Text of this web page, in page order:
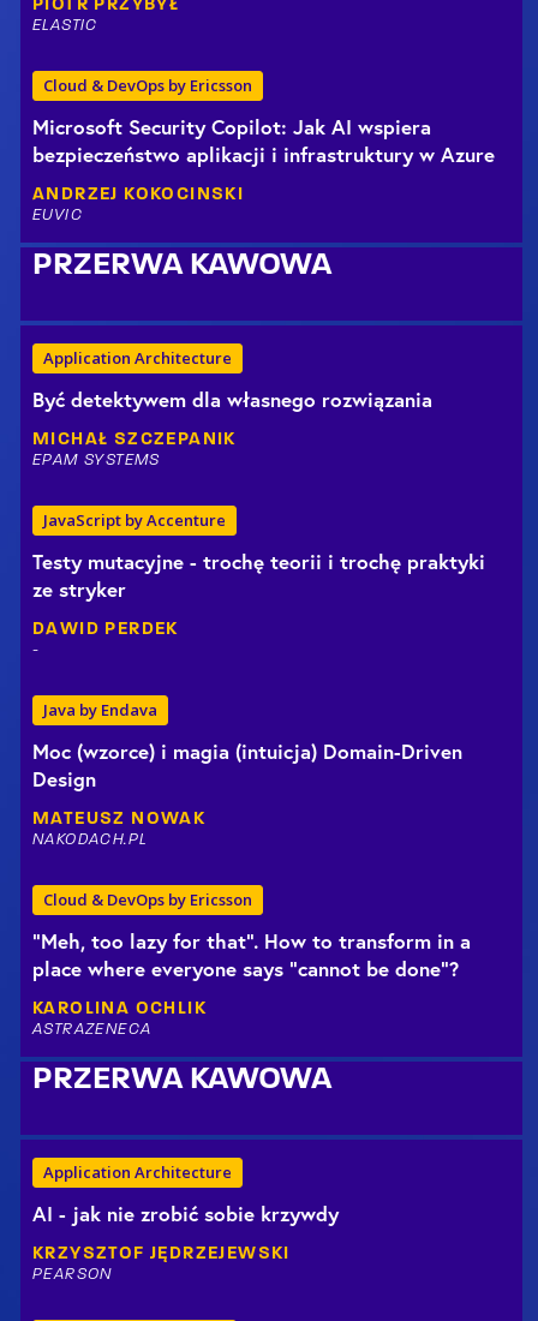
PIOTR PRZYBYŁ
ELASTIC
Cloud & DevOps by Ericsson
Microsoft Security Copilot: Jak AI wspiera
bezpieczeństwo aplikacji i infrastruktury w Azure
ANDRZEJ KOKOCINSKI
EUVIC
PRZERWA KAWOWA
Application Architecture
Być detektywem dla własnego rozwiązania
MICHAŁ SZCZEPANIK
EPAM SYSTEMS
JavaScript by Accenture
Testy mutacyjne - trochę teorii i trochę praktyki
ze stryker
DAWID PERDEK
-
Java by Endava
Moc (wzorce) i magia (intuicja) Domain-Driven
Design
MATEUSZ NOWAK
NAKODACH.PL
Cloud & DevOps by Ericsson
"Meh, too lazy for that". How to transform in a
place where everyone says "cannot be done"?
KAROLINA OCHLIK
ASTRAZENECA
PRZERWA KAWOWA
Application Architecture
AI - jak nie zrobić sobie krzywdy
KRZYSZTOF JĘDRZEJEWSKI
PEARSON